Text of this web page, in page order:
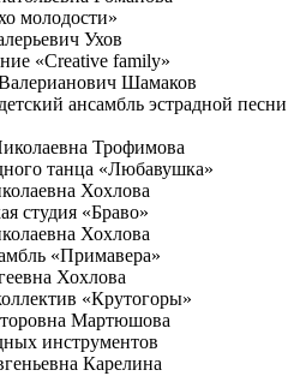
молодости»
Ухов
«Creative family»
Шамаков
ансамбль эстрадной песни
Трофимова
танца «Любавушка»
Хохлова
студия «Браво»
Хохлова
«Примавера»
Хохлова
«Крутогоры»
Мартюшова
инструментов
Карелина